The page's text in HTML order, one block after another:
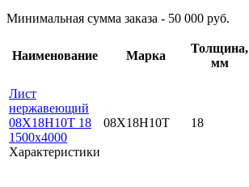
Минимальная сумма заказа - 50 000 руб.
Наименование Марка
Толщина,
мм
Лист
нержавеющий
08Х18Н10Т 18
1500x4000
Характеристики
08Х18Н10Т 18